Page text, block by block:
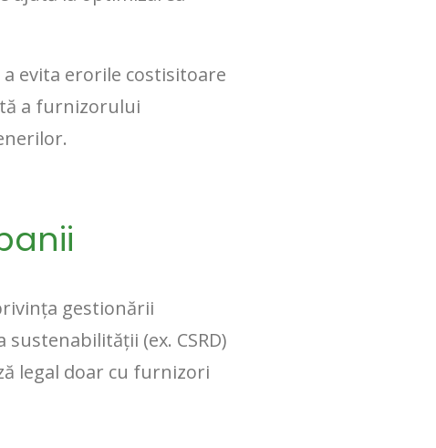
evita erorile costisitoare
a furnizorului
gestionării
(ex. CSRD)
legal doar cu furnizori